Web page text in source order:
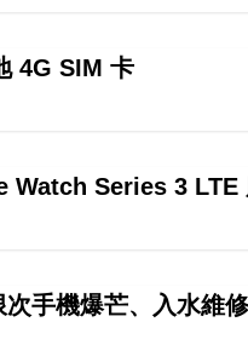
4G SIM 卡
Watch Series 3 LTE
手機爆芒、入水維